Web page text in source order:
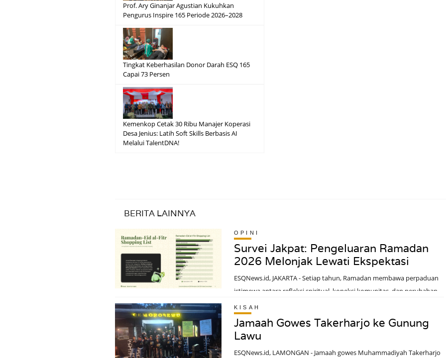
Prof. Ary Ginanjar Agustian Kukuhkan
Pengurus Inspire 165 Periode 2026–2028
Tingkat Keberhasilan Donor Darah ESQ 165
Capai 73 Persen
Kemenkop Cetak 30 Ribu Manajer Koperasi
Desa Jenius: Latih Soft Skills Berbasis AI
Melalui TalentDNA!
BERITA LAINNYA
OPINI
Survei Jakpat: Pengeluaran Ramadan
2026 Melonjak Lewati Ekspektasi
ESQNews.id, JAKARTA - Setiap tahun, Ramadan membawa perpaduan
istimewa antara refleksi spiritual, koneksi komunitas, dan perubahan
dalam ritme kehidupan sehari-hari kita. Namun, di luar puasa dan
ibadah, Ramadan juga memicu gelombang besar aktivitas sosial dan
ekonomi yang menyeimbangkan tradisi, anggaran perayaan, dan
persiapan liburan.Jakpat melakukan survei pra dan pasca Ramadan
2026 untuk membandingkan ekspektasi dengan realitas terkait
KISAH
Jamaah Gowes Takerharjo ke Gunung
Lawu
ESQNews.id, LAMONGAN - Jamaah gowes Muhammadiyah Takerharjo